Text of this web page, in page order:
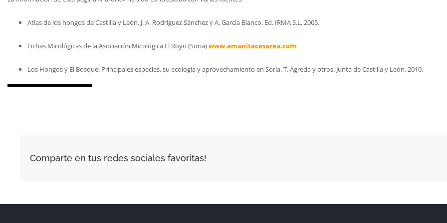
Atlas de los hongos de Castilla y León. J. A. Rodriguez Sánchez y A. García Blanco. Ed. IRMA S.L. 2005.
Fichas Micológicas de la Asociación Micológica El Royo (Soria)www.amanitacesarea.com
Los Hongos y El Bosque: Principales especies, su ecología y aprovechamiento en Soria. T. Ágreda y otros. Junta de Castilla y León. 2010.
Comparte en tus redes sociales favoritas!